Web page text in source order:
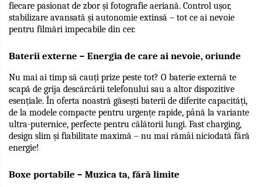
fiecare pasionat de zbor și fotografie aeriană. Control ușor,
stabilizare avansată și autonomie extinsă – tot ce ai nevoie
pentru filmări impecabile din cer.
Baterii externe – Energia de care ai nevoie, oriunde
Nu mai ai timp să cauți prize peste tot? O baterie externă te
scapă de grija descărcării telefonului sau a altor dispozitive
esențiale. În oferta noastră găsești baterii de diferite capacități,
de la modele compacte pentru urgențe rapide, până la variante
ultra-puternice, perfecte pentru călătorii lungi. Fast charging,
design slim și fiabilitate maximă – nu mai rămâi niciodată fără
energie!
Boxe portabile – Muzica ta, fără limite